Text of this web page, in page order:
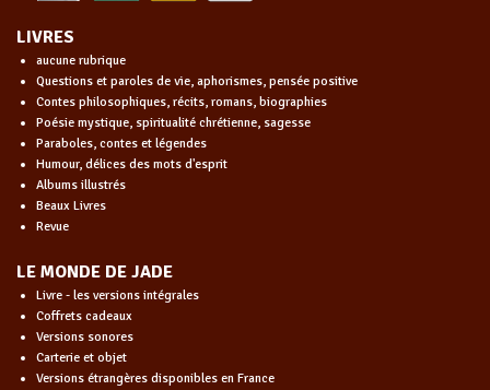
LIVRES
aucune rubrique
Questions et paroles de vie, aphorismes, pensée positive
Contes philosophiques, récits, romans, biographies
Poésie mystique, spiritualité chrétienne, sagesse
Paraboles, contes et légendes
Humour, délices des mots d'esprit
Albums illustrés
Beaux Livres
Revue
LE MONDE DE JADE
Livre - les versions intégrales
Coffrets cadeaux
Versions sonores
Carterie et objet
Versions étrangères disponibles en France